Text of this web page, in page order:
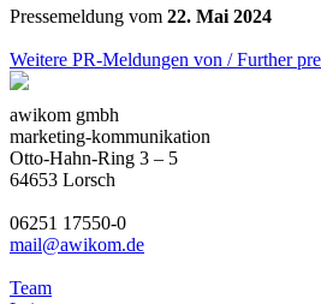
Pressemeldung vom 22. Mai 2024
Weitere PR-Meldungen von / Further
awikom gmbh
marketing-kommunikation
Otto-Hahn-Ring 3 – 5
64653 Lorsch
06251 17550-0
mail@awikom.de
Team